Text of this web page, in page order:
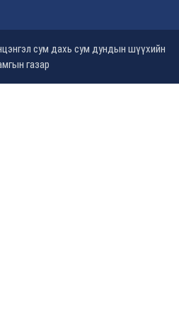
сум дахь сум дундын шүүхийн
газар